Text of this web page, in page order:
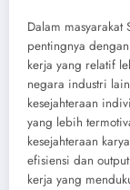
Dalam
pentingnya
kerja yang relatif
negara industri
kesejahteraan
yang lebih
kesejahteraan
efisiensi dan
kerja yang